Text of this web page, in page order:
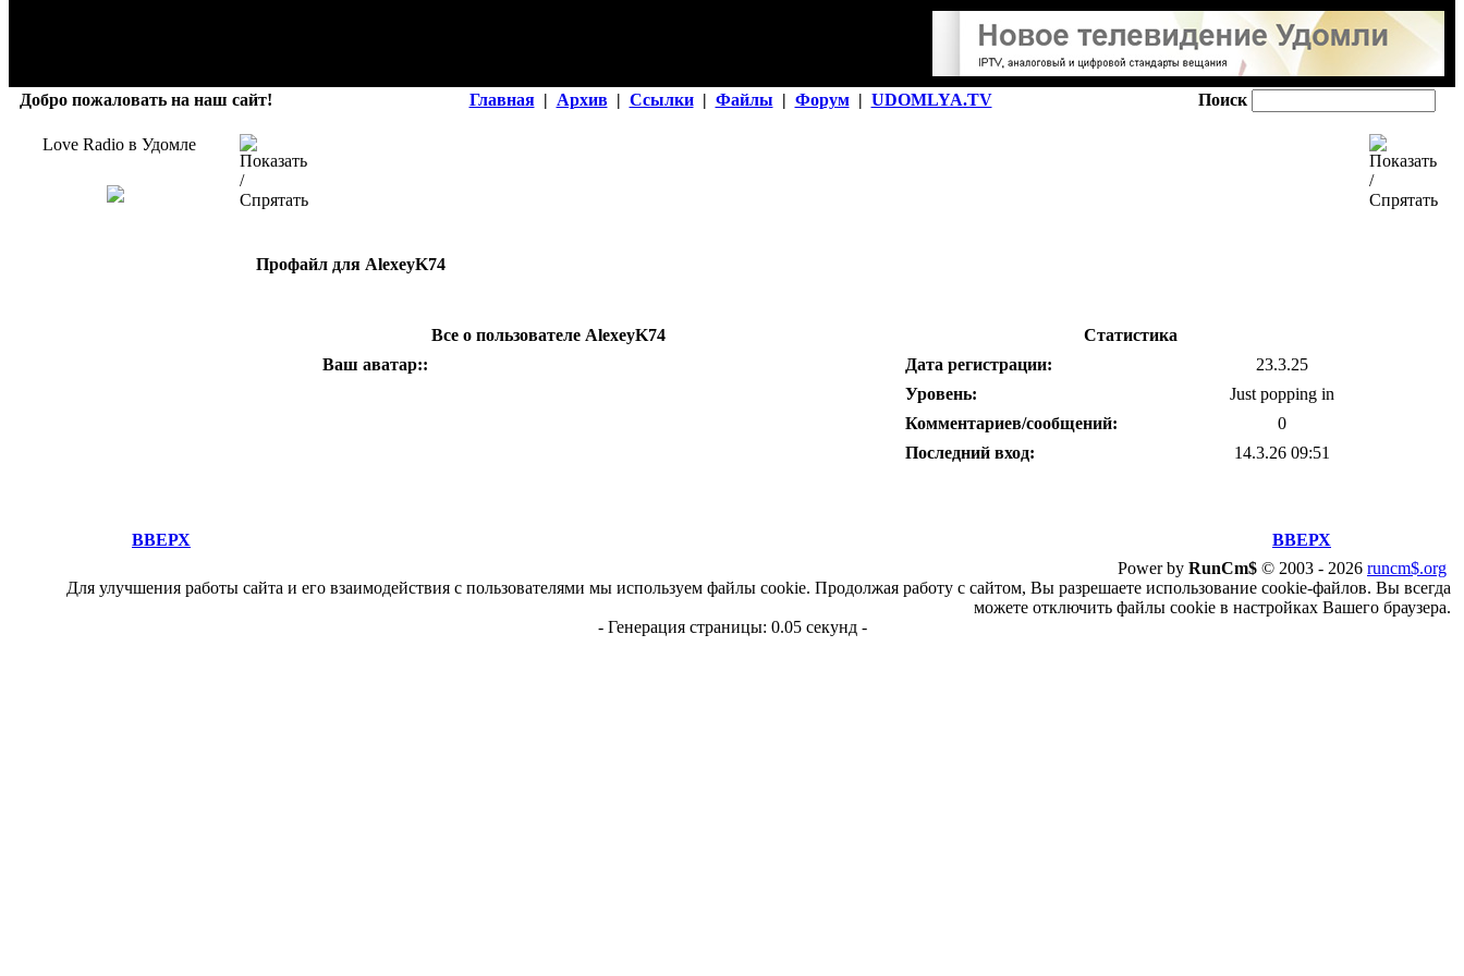
Добро пожаловать на наш сайт! Главная | Архив | Ссылки | Файлы | Форум | UDOMLYA.TV Поиск
Love Radio в Удомле
Профайл для AlexeyK74
Все о пользователе AlexeyK74
Ваш аватар::
Статистика
Дата регистрации:
23.3.25
Уровень:
Just popping in
Комментариев/сообщений:
0
Последний вход:
14.3.26 09:51
ВВЕРХ
ВВЕРХ
Power by RunCm$ © 2003 - 2026 runcm$.org
Для улучшения работы сайта и его взаимодействия с пользователями мы используем файлы cookie. Продолжая работу с сайтом, Вы разрешаете использование cookie-файлов. Вы всегда
можете отключить файлы cookie в настройках Вашего браузера.
- Генерация страницы: 0.05 секунд -